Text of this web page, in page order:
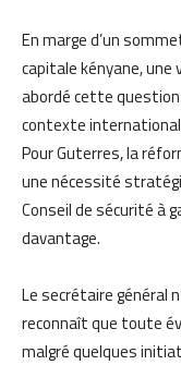
En marge d’un
capitale kényane,
abordé cette question
contexte
Pour Guterres, la
une nécessité
Conseil de sécurité à
davantage.
Le secrétaire général
reconnaît que toute
malgré quelques